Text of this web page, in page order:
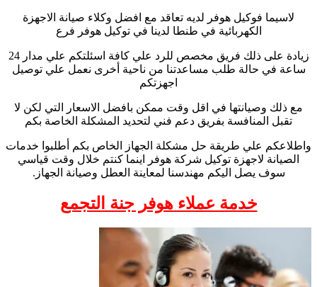
لاسيما فوكيل هوفر لديه تعاقد مع افضل وكلاء صيانة الاجهزة
الكهربائية في طنطا لدينا في توكيل هوفر فرع
زيادة على ذلك فريق مخصص للرد علي كافة اسئلتكم علي مدار 24
ساعة في حالة طلب مساعدتنا من ناحية أخرى نعمل علي توصيل
اجهزتكم
مع ذلك وصيانتها في اقل وقت ممكن بافضل الاسعار التي لكن لا
تقبل المنافسة بفريق دعم فني لتحديد المشكلة الخاصة بكم
واطلاعكم علي طريقة حل مشكلة الجهاز الخاص بكم أطلبوا خدمات
الصيانة لاجهزة توكيل شركة هوفر اينما كنتم خلال وقت قياسي
سوف يصل اليكم مهندسنا لمعاينة العطل وصيانة الجهاز.
خدمة عملاء هوفر جنة التجمع